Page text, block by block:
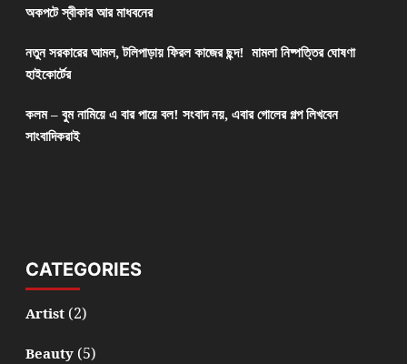
অকপটে স্বীকার আর মাধবনের
নতুন সরকারের আমল, টলিপাড়ায় ফিরল কাজের ছন্দ! মামলা নিষ্পত্তির ঘোষণা
হাইকোর্টের
কলম – বুম নামিয়ে এ বার পায়ে বল! সংবাদ নয়, এবার গোলের গল্প লিখবেন
সাংবাদিকরাই
CATEGORIES
Artist(2)
Beauty(5)